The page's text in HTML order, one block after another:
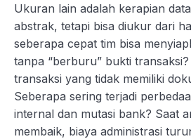
Ukuran lain adalah kerapian
abstrak, tetapi bisa diukur dari
seberapa cepat tim bisa
tanpa “berburu” bukti
transaksi yang tidak memiliki
Seberapa sering terjadi
internal dan mutasi bank? Saat
membaik, biaya administrasi